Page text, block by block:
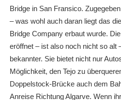
Bridge in San Fransico.
– was wohl auch daran liegt das
Bridge Company erbaut wurde.
eröffnet – ist also noch nicht so alt
bekannter. Sie bietet nicht nur
Möglichkeit, den Tejo zu
Doppelstock-Brücke auch dem
Anreise Richtung Algarve. Wenn